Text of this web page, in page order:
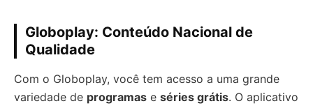
Globoplay: Conteúdo Nacional de
Qualidade
Com o Globoplay, você tem acesso a uma grande
variedade de programas e séries grátis. O aplicativo